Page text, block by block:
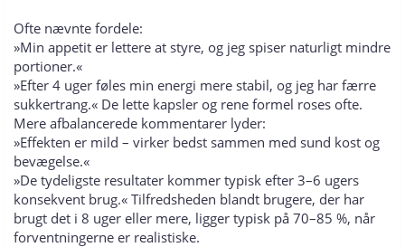
Ofte nævnte fordele:
»Min appetit er lettere at styre, og jeg spiser naturligt mindre
portioner.«
»Efter 4 uger føles min energi mere stabil, og jeg har færre
sukkertrang.« De lette kapsler og rene formel roses ofte.
Mere afbalancerede kommentarer lyder:
»Effekten er mild – virker bedst sammen med sund kost og
bevægelse.«
»De tydeligste resultater kommer typisk efter 3–6 ugers
konsekvent brug.« Tilfredsheden blandt brugere, der har
brugt det i 8 uger eller mere, ligger typisk på 70–85 %, når
forventningerne er realistiske.